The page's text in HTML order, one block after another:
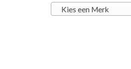
Kies een Merk